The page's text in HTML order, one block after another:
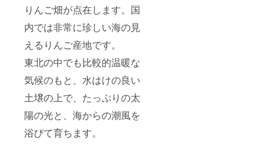
りんご畑が点在します。国
内では非常に珍しい海の見
えるりんご産地です。
東北の中でも比較的温暖な
気候のもと、水はけの良い
土壌の上で、たっぷりの太
陽の光と、海からの潮風を
浴びて育ちます。